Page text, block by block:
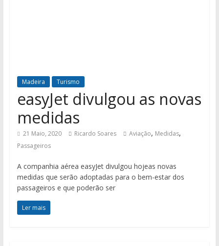
Madeira Turismo
easyJet divulgou as novas
medidas
21 Maio, 2020 Ricardo Soares Aviação, Medidas,
Passageiros
A companhia aérea easyJet divulgou hojeas novas
medidas que serão adoptadas para o bem-estar dos
passageiros e que poderão ser
Ler mais